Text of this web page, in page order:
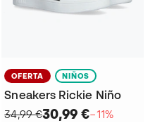
OFERTA NIÑOS
Sneakers Rickie Niño
34,99 €30,99 €−11%